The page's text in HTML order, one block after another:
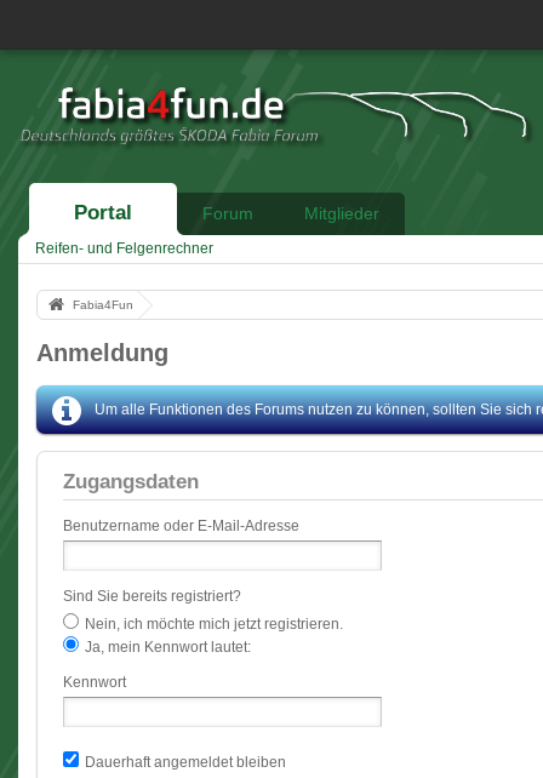
Portal Forum Mitglieder
Reifen- und Felgenrechner
Fabia4Fun
Anmeldung
Um alle Funktionen des Forums nutzen zu können, sollten Sie
Zugangsdaten
Benutzername oder E-Mail-Adresse
Sind Sie bereits registriert?
Nein, ich möchte mich jetzt registrieren.
Ja, mein Kennwort lautet:
Kennwort
Dauerhaft angemeldet bleiben